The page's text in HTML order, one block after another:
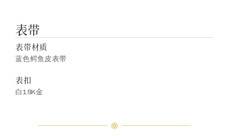
表带
表带材质
蓝色鳄鱼皮表带
表扣
白18K金